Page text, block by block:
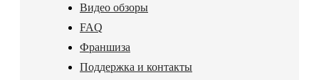
Видео обзоры
FAQ
Франшиза
Поддержка и контакты